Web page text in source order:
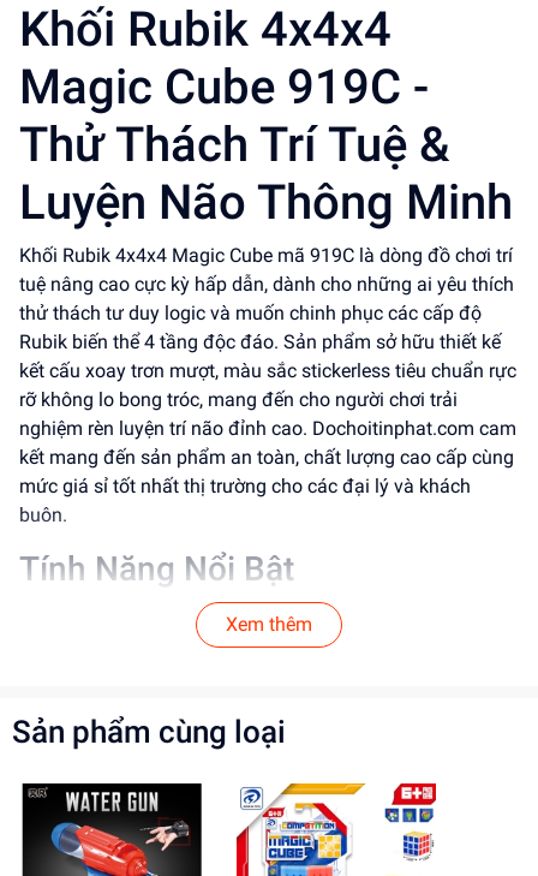
Khối Rubik 4x4x4
Magic Cube 919C -
Thử Thách Trí Tuệ &
Luyện Não Thông Minh
Khối Rubik 4x4x4 Magic Cube mã 919C là dòng đồ chơi trí
tuệ nâng cao cực kỳ hấp dẫn, dành cho những ai yêu thích
thử thách tư duy logic và muốn chinh phục các cấp độ
Rubik biến thể 4 tầng độc đáo. Sản phẩm sở hữu thiết kế
kết cấu xoay trơn mượt, màu sắc stickerless tiêu chuẩn rực
rỡ không lo bong tróc, mang đến cho người chơi trải
nghiệm rèn luyện trí não đỉnh cao. Dochoitinphat.com cam
kết mang đến sản phẩm an toàn, chất lượng cao cấp cùng
mức giá sỉ tốt nhất thị trường cho các đại lý và khách
buôn.
Tính Năng Nổi Bật
Thiết kế & Kiểu dáng:
Khối lập phương 4x4x4 vuông
vức kích thước 6cm vừa vặn tay cầm, sử dụng phối
bền đẹp theo thời gian.
Xoay mượt mà & Chống kẹt góc:Cơ cấu trục
xoay chắc chắn, tinh chỉnh chính xác giúp các
Xem thêm
Sản phẩm cùng loại